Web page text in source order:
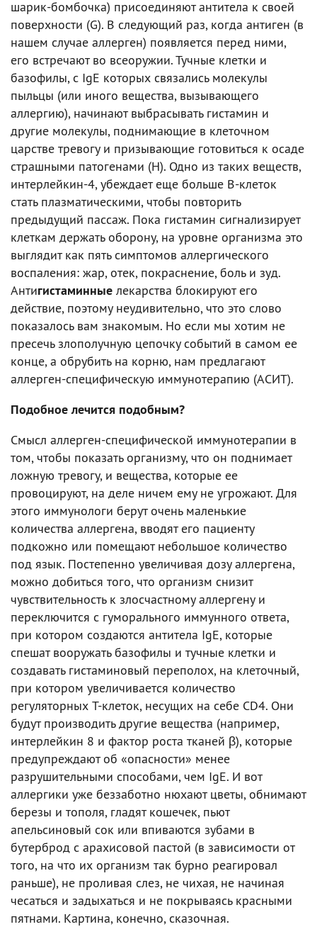
шарик-бомбочка) присоединяют антитела к своей
поверхности (G). В следующий раз, когда антиген (в
нашем случае аллерген) появляется перед ними,
его встречают во всеоружии. Тучные клетки и
базофилы, с IgE которых связались молекулы
пыльцы (или иного вещества, вызывающего
аллергию), начинают выбрасывать гистамин и
другие молекулы, поднимающие в клеточном
царстве тревогу и призывающие готовиться к осаде
страшными патогенами (H). Одно из таких веществ,
интерлейкин-4, убеждает еще больше В-клеток
стать плазматическими, чтобы повторить
предыдущий пассаж. Пока гистамин сигнализирует
клеткам держать оборону, на уровне организма это
выглядит как пять симптомов аллергического
воспаления: жар, отек, покраснение, боль и зуд.
Антигистаминные лекарства блокируют его
действие, поэтому неудивительно, что это слово
показалось вам знакомым. Но если мы хотим не
пресечь злополучную цепочку событий в самом ее
конце, а обрубить на корню, нам предлагают
аллерген-специфическую иммунотерапию (АСИТ).
Подобное лечится подобным?
Смысл аллерген-специфической иммунотерапии в
том, чтобы показать организму, что он поднимает
ложную тревогу, и вещества, которые ее
провоцируют, на деле ничем ему не угрожают. Для
этого иммунологи берут очень маленькие
количества аллергена, вводят его пациенту
подкожно или помещают небольшое количество
под язык. Постепенно увеличивая дозу аллергена,
можно добиться того, что организм снизит
чувствительность к злосчастному аллергену и
переключится с гуморального иммунного ответа,
при котором создаются антитела IgE, которые
спешат вооружать базофилы и тучные клетки и
создавать гистаминовый переполох, на клеточный,
при котором увеличивается количество
регуляторных T-клеток, несущих на себе CD4. Они
будут производить другие вещества (например,
интерлейкин 8 и фактор роста тканей β), которые
предупреждают об «опасности» менее
разрушительными способами, чем IgE. И вот
аллергики уже беззаботно нюхают цветы, обнимают
березы и тополя, гладят кошечек, пьют
апельсиновый сок или впиваются зубами в
бутерброд с арахисовой пастой (в зависимости от
того, на что их организм так бурно реагировал
раньше), не проливая слез, не чихая, не начиная
чесаться и задыхаться и не покрываясь красными
пятнами. Картина, конечно, сказочная.